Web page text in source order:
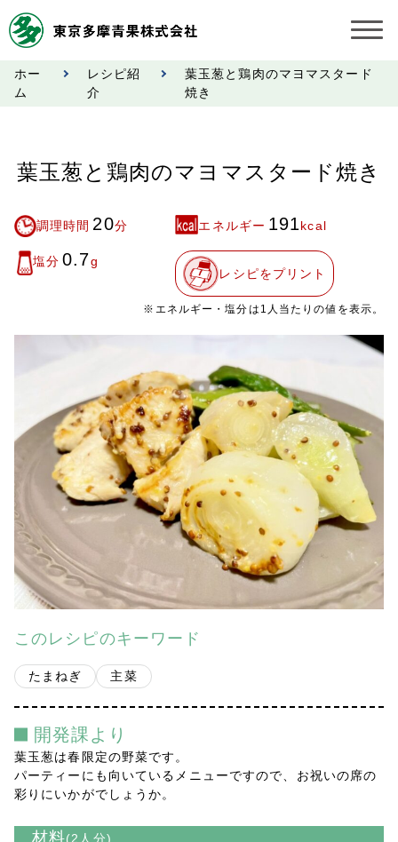
業務規程
市況情報
公表事項
会社案内
多摩青果便り
採用情報
アクセス
お問い合わせ
プライバシーポリシー
ホー
ム
レシピ紹
介
葉玉葱と鶏肉のマヨマスタード
焼き
葉玉葱と鶏肉のマヨマスタード焼き
調理時間 20分 エネルギー 191kcal
塩分 0.7g
レシピをプリント
※エネルギー・塩分は1人当たりの値を表示。
このレシピのキーワード
たまねぎ 主菜
開発課より
葉玉葱は春限定の野菜です。
パーティーにも向いているメニューですので、お祝いの席の
彩りにいかがでしょうか。
材料(2人分)